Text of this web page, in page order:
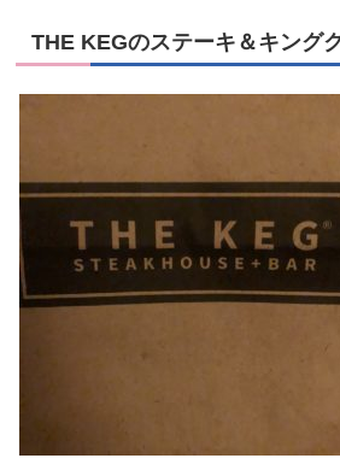
THE KEGのステーキ＆キング